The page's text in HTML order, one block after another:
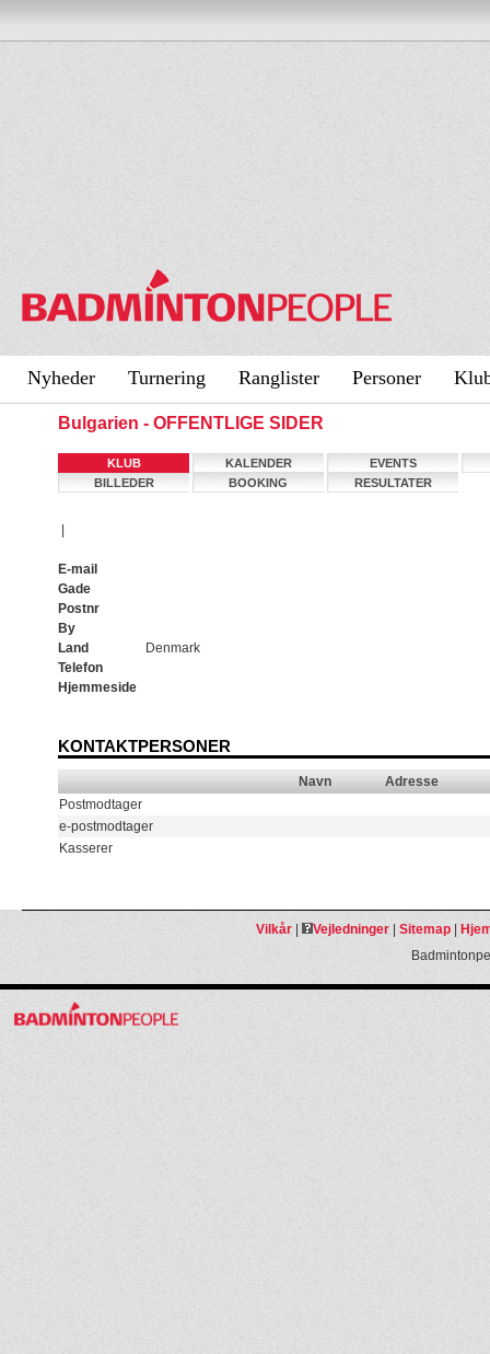
Nyheder Turnering Ranglister Personer
Bulgarien - OFFENTLIGE SIDER
KLUB KALENDER
EVENTS
BILLEDER
BOOKING RESULTATER
E-mail
Gade
Postnr
By
Land
Denmark
Telefon
Hjemmeside
KONTAKTPERSONER
Navn
Adresse
Postmodtager
e-postmodtager
Kasserer
Vilkår| Vejledninger| Sitemap|